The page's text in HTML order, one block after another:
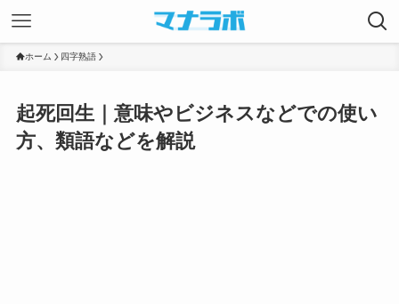
ホーム 四字熟語
起死回生｜意味やビジネスなどでの使い
方、類語などを解説